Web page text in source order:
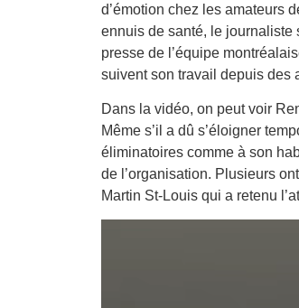
d’émotion chez les amateurs
ennuis de santé, le journaliste
presse de l’équipe
suivent son travail depuis des
Dans la vidéo, on peut voir
Même s’il a dû s’éloigner
éliminatoires comme à son
de l’organisation. Plusieurs
Martin St-Louis qui a retenu